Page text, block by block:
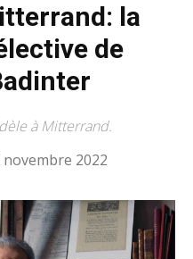
la
de
à Mitterrand.
novembre 2022